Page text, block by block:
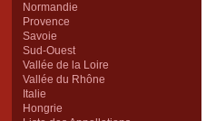
Normandie
Provence
Savoie
Sud-Ouest
Vallée de la Loire
Vallée du Rhône
Italie
Hongrie